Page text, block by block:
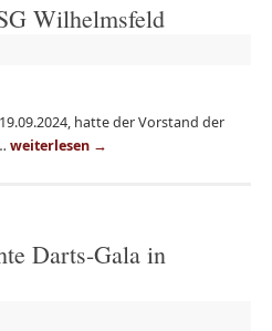
Wilhelmsfeld
hatte der Vorstand der
weiterlesen →
Darts-Gala in